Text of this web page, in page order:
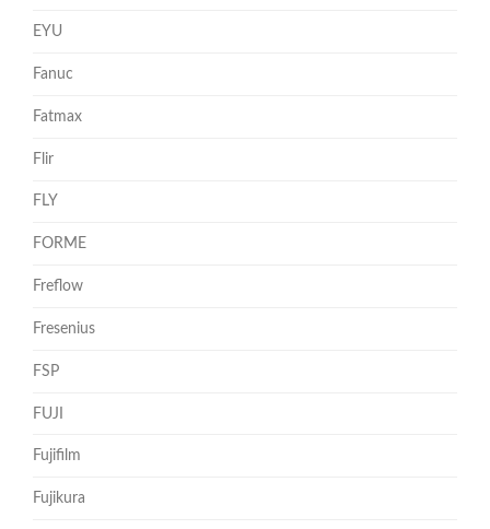
EYU
Fanuc
Fatmax
Flir
FLY
FORME
Freflow
Fresenius
FSP
FUJI
Fujifilm
Fujikura